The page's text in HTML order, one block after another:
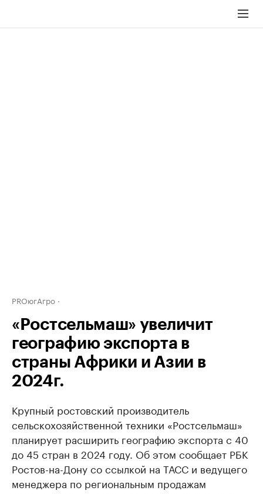
PROюгАгро
«Ростсельмаш» увеличит
географию экспорта в
страны Африки и Азии в
2024г.
Крупный ростовский производитель
сельскохозяйственной техники «Ростсельмаш»
планирует расширить географию экспорта с 40
до 45 стран в 2024 году. Об этом сообщает РБК
Ростов-на-Дону со ссылкой на ТАСС и ведущего
менеджера по региональным продажам